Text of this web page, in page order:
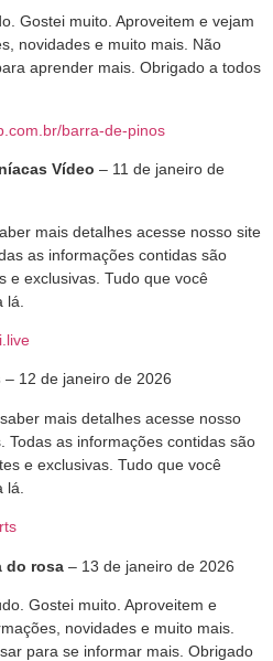
Gostei muito. Aproveitem e vejam
novidades e muito mais. Não
aprender mais. Obrigado a todos
barra-de-pinos
Vídeo – 11 de janeiro de
mais detalhes acesse nosso site
as informações contidas são
e exclusivas. Tudo que você
– 12 de janeiro de 2026
mais detalhes acesse nosso
Todas as informações contidas são
e exclusivas. Tudo que você
do rosa – 13 de janeiro de 2026
Gostei muito. Aproveitem e
novidades e muito mais.
para se informar mais. Obrigado